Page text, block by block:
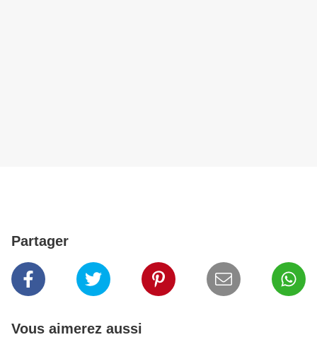
Partager
Vous aimerez aussi